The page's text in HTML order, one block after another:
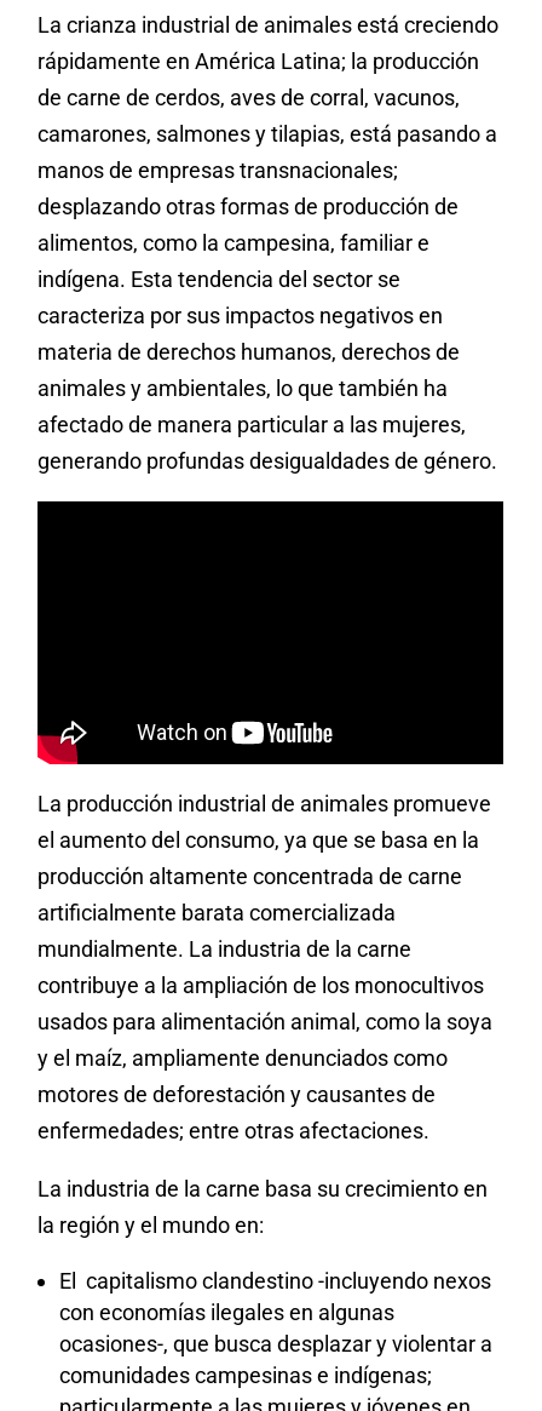
La crianza industrial de animales está creciendo
rápidamente en América Latina; la producción
de carne de cerdos, aves de corral, vacunos,
camarones, salmones y tilapias, está pasando a
manos de empresas transnacionales;
desplazando otras formas de producción de
alimentos, como la campesina, familiar e
indígena. Esta tendencia del sector se
caracteriza por sus impactos negativos en
materia de derechos humanos, derechos de
animales y ambientales, lo que también ha
afectado de manera particular a las mujeres,
generando profundas desigualdades de género.
La producción industrial de animales promueve
el aumento del consumo, ya que se basa en la
producción altamente concentrada de carne
artificialmente barata comercializada
mundialmente. La industria de la carne
contribuye a la ampliación de los monocultivos
usados para alimentación animal, como la soya
y el maíz, ampliamente denunciados como
motores de deforestación y causantes de
enfermedades; entre otras afectaciones.
La industria de la carne basa su crecimiento en
la región y el mundo en:
El capitalismo clandestino -incluyendo nexos
con economías ilegales en algunas
ocasiones-, que busca desplazar y violentar a
comunidades campesinas e indígenas;